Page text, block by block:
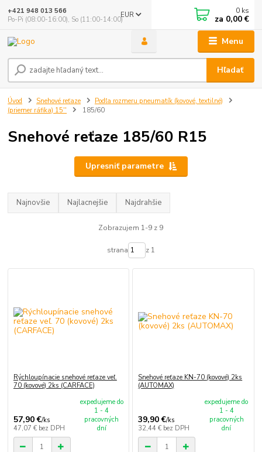
Menu
EUR
Hľadať
+421 948 013 566
Po-Pi (08:00-16:00), So (11:00-14:00)
0 ks
za 0,00 €
Úvod Snehové reťaze
Podľa rozmeru pneumatík (kovové, textilné)
(priemer ráfika) 15''
185/60
Snehové reťaze 185/60 R15
Upresniť parametre
Najnovšie Najlacnejšie Najdrahšie
Zobrazujem 1-9 z 9
strana z 1
Rýchloupínacie snehové reťaze veľ.
70 (kovové) 2ks (CARFACE)
57,90 €/ks
47,07 € bez DPH
expedujeme do
1 - 4
pracovných
dní
Snehové reťaze KN-70 (kovové) 2ks
(AUTOMAX)
39,90 €/ks
32,44 € bez DPH
expedujeme do
1 - 4
pracovných
dní